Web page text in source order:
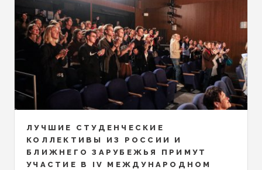
ЛУЧШИЕ СТУДЕНЧЕСКИЕ
КОЛЛЕКТИВЫ ИЗ РОССИИ И
БЛИЖНЕГО ЗАРУБЕЖЬЯ ПРИМУТ
УЧАСТИЕ В IV МЕЖДУНАРОДНОМ